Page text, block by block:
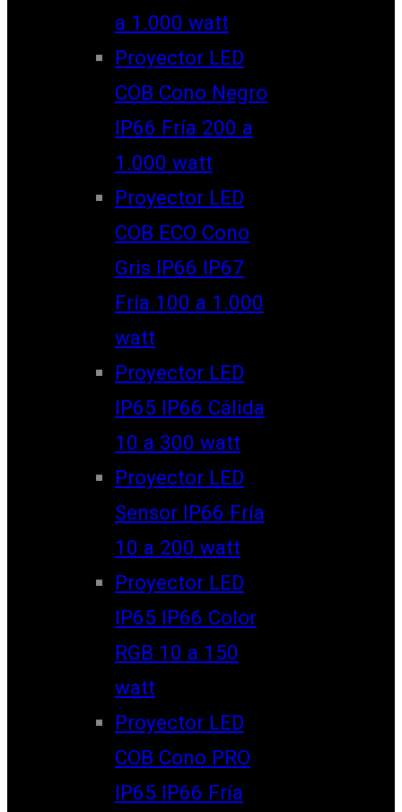
a 1.000 watt
Proyector LED
COB Cono Negro
IP66 Fría 200 a
1.000 watt
Proyector LED
COB ECO Cono
Gris IP66 IP67
Fría 100 a 1.000
watt
Proyector LED
IP65 IP66 Cálida
10 a 300 watt
Proyector LED
Sensor IP66 Fría
10 a 200 watt
Proyector LED
IP65 IP66 Color
RGB 10 a 150
watt
Proyector LED
COB Cono PRO
IP65 IP66 Fría